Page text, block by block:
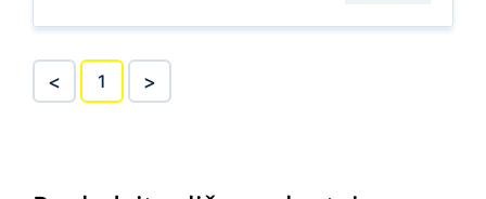
< 1 >